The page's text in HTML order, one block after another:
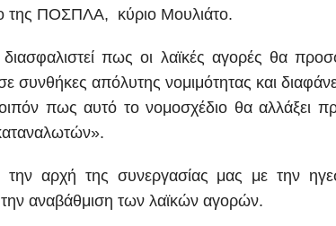
της ΠΟΣΠΛΑ, κύριο Μουλιάτο.
πως οι λαϊκές αγορές θα
συνθήκες απόλυτης νομιμότητας και
πως αυτό το νομοσχέδιο θα αλλάξει
αρχή της συνεργασίας μας με την
την αναβάθμιση των λαϊκών αγορών.